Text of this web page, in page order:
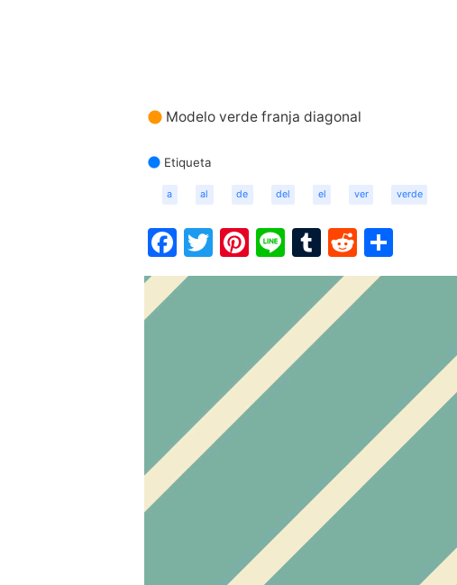
Modelo verde franja diagonal
Etiqueta
a al de del el ver verde
Facebook
Twitter
Pinterest
LineTumblr
Reddit